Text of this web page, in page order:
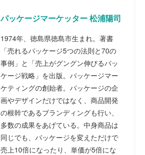
パッケージマーケッター 松浦陽司
1974年、徳島県徳島市生まれ。著書
「売れるパッケージ5つの法則と70の
事例」と「売上がグングン伸びるパッ
ケージ戦略」を出版。パッケージマー
ケティングの創始者。パッケージの企
画やデザインだけではなく、商品開発
の根幹であるブランディングも行い、
多数の成果をあげている。中身商品は
同じでも、パッケージを変えただけで
売上10倍になったり、単価が5倍にな